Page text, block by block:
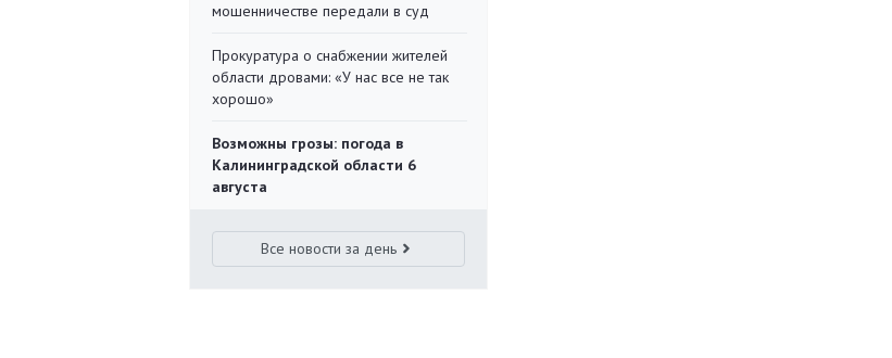
мошенничестве передали в суд
Прокуратура о снабжении жителей
области дровами: «У нас все не так
хорошо»
Возможны грозы: погода в
Калининградской области 6
августа
Все новости за день